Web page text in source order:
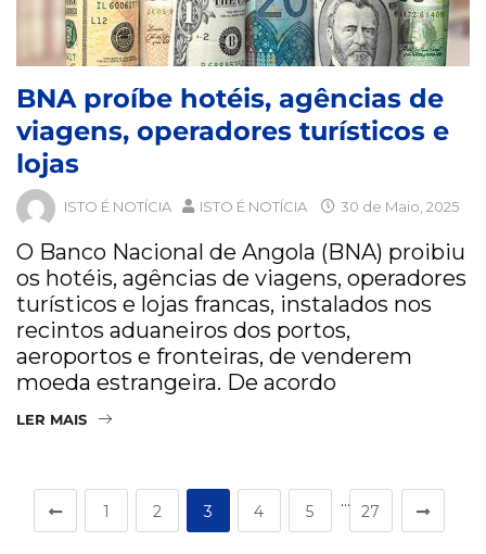
BNA proíbe hotéis, agências de
viagens, operadores turísticos e
lojas
ISTO É NOTÍCIA ISTO É NOTÍCIA 30 de Maio, 2025
O Banco Nacional de Angola (BNA) proibiu
os hotéis, agências de viagens, operadores
turísticos e lojas francas, instalados nos
recintos aduaneiros dos portos,
aeroportos e fronteiras, de venderem
moeda estrangeira. De acordo
LER MAIS
1 2 3 4 5
…
27